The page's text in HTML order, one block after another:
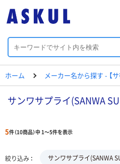
ホーム メーカー名から探す - 【サ
サンワサプライ(SANWA
5件（10商品）中 1～5件を表示
絞り込み サンワサプライ(SANWA